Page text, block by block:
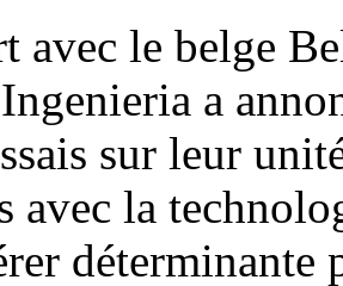
avec le belge
a
sur leur
avec la
déterminante